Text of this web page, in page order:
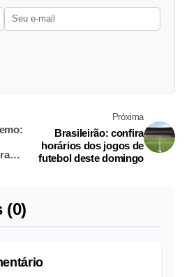
Próxima
Brasileirão: confira
horários dos jogos de
futebol deste domingo
(0)